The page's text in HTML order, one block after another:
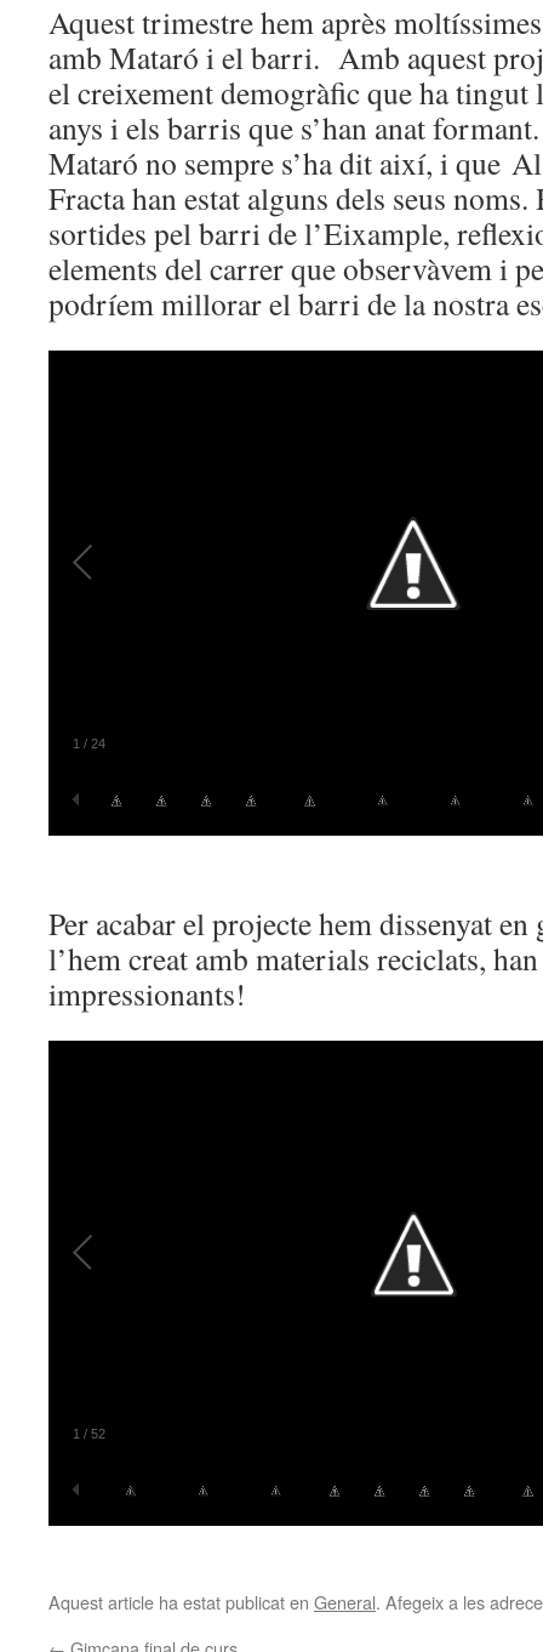
Aquest trimestre hem après
amb Mataró i el barri. Amb aquest
el creixement demogràfic que ha tingut
anys i els barris que s’han anat
Mataró no sempre s’ha dit així, i que
Fracta han estat alguns dels seus
sortides pel barri de l’Eixample,
elements del carrer que observàvem i
podríem millorar el barri de la nostra
1 / 24
Per acabar el projecte hem dissenyat
l’hem creat amb materials reciclats,
impressionants!
1 / 52
Aquest article ha estat publicat en General. Afegeix a les